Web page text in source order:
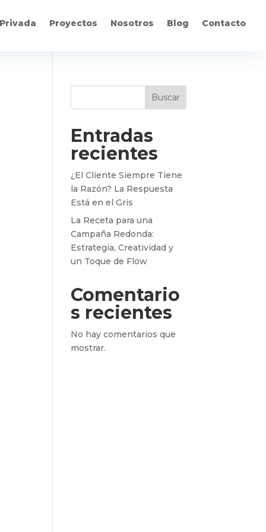
Proyectos Nosotros Blog Contacto
Buscar
Entradas
recientes
¿El Cliente Siempre Tiene
la Razón? La Respuesta
Está en el Gris
La Receta para una
Campaña Redonda:
Estrategia, Creatividad y
un Toque de Flow
Comentario
s recientes
No hay comentarios que
mostrar.